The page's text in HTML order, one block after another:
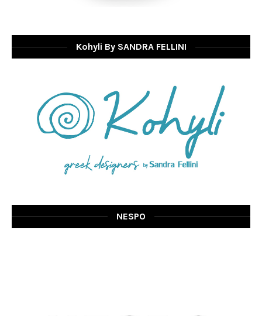
Kohyli By SANDRA FELLINI
NESPO